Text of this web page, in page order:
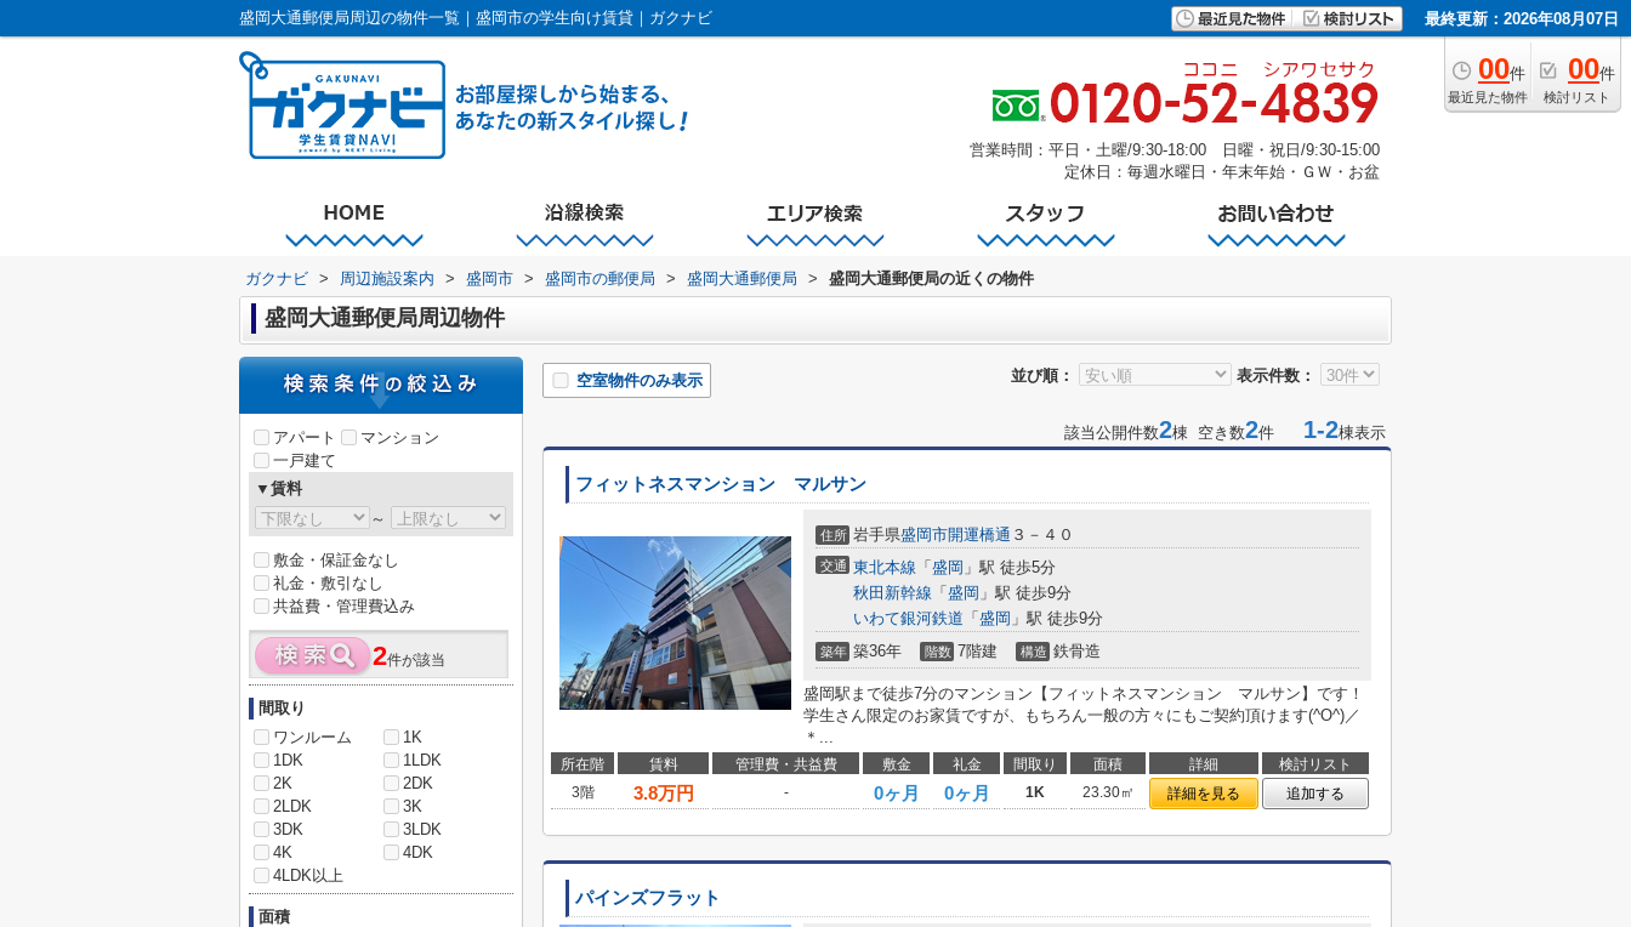
盛岡大通郵便局周辺の物件一覧｜盛岡市の学生向け賃貸｜ガクナビ 最終更新：2026年08月07日
00件
最近見た物件
00件
検討リスト
営業時間：平日・土曜/9:30-18:00 日曜・祝日/9:30-15:00
定休日：毎週水曜日・年末年始・ＧＷ・お盆
ガクナビ > 周辺施設案内 > 盛岡市 > 盛岡市の郵便局 > 盛岡大通郵便局 > 盛岡大通郵便局の近くの物件
盛岡大通郵便局周辺物件
並び順： 表示件数：
空室物件のみ表示
該当公開件数2棟 空き数2件 1-2棟表示
フィットネスマンション マルサン
住所 岩手県盛岡市開運橋通 ３－４０
交通 東北本線 「 盛岡 」駅 徒歩5分
秋田新幹線 「 盛岡 」駅 徒歩9分
いわて銀河鉄道 「 盛岡 」駅 徒歩9分
築年 築36年 階数 7階建 構造 鉄骨造
盛岡駅まで徒歩7分のマンション【フィットネスマンション マルサン】です！
学生さん限定のお家賃ですが、もちろん一般の方々にもご契約頂けます(^O^)／
＊...
所在階 賃料 管理費・共益費 敷金 礼金 間取り 面積 詳細
検討リスト
3階
3.8万円 - 0ヶ月 0ヶ月 1K 23.30㎡ 詳細を見る 追加する
パインズフラット
アパート
マンション
一戸建て
▼賃料
～
敷金・保証金なし
礼金・敷引なし
共益費・管理費込み
2件が該当
間取り
ワンルーム
1K
1DK
1LDK
2K
2DK
2LDK
3K
3DK
3LDK
4K
4DK
4LDK以上
面積